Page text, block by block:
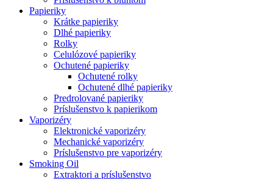
Papieriky
Krátke papieriky
Dlhé papieriky
Rolky
Celulózové papieriky
Ochutené papieriky
Ochutené rolky
Ochutené dlhé papieriky
Predrolované papieriky
Príslušenstvo k papierikom
Vaporizéry
Elektronické vaporizéry
Mechanické vaporizéry
Príslušenstvo pre vaporizéry
Smoking Oil
Extraktori a príslušenstvo